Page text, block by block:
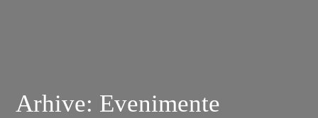
Arhive: Evenimente